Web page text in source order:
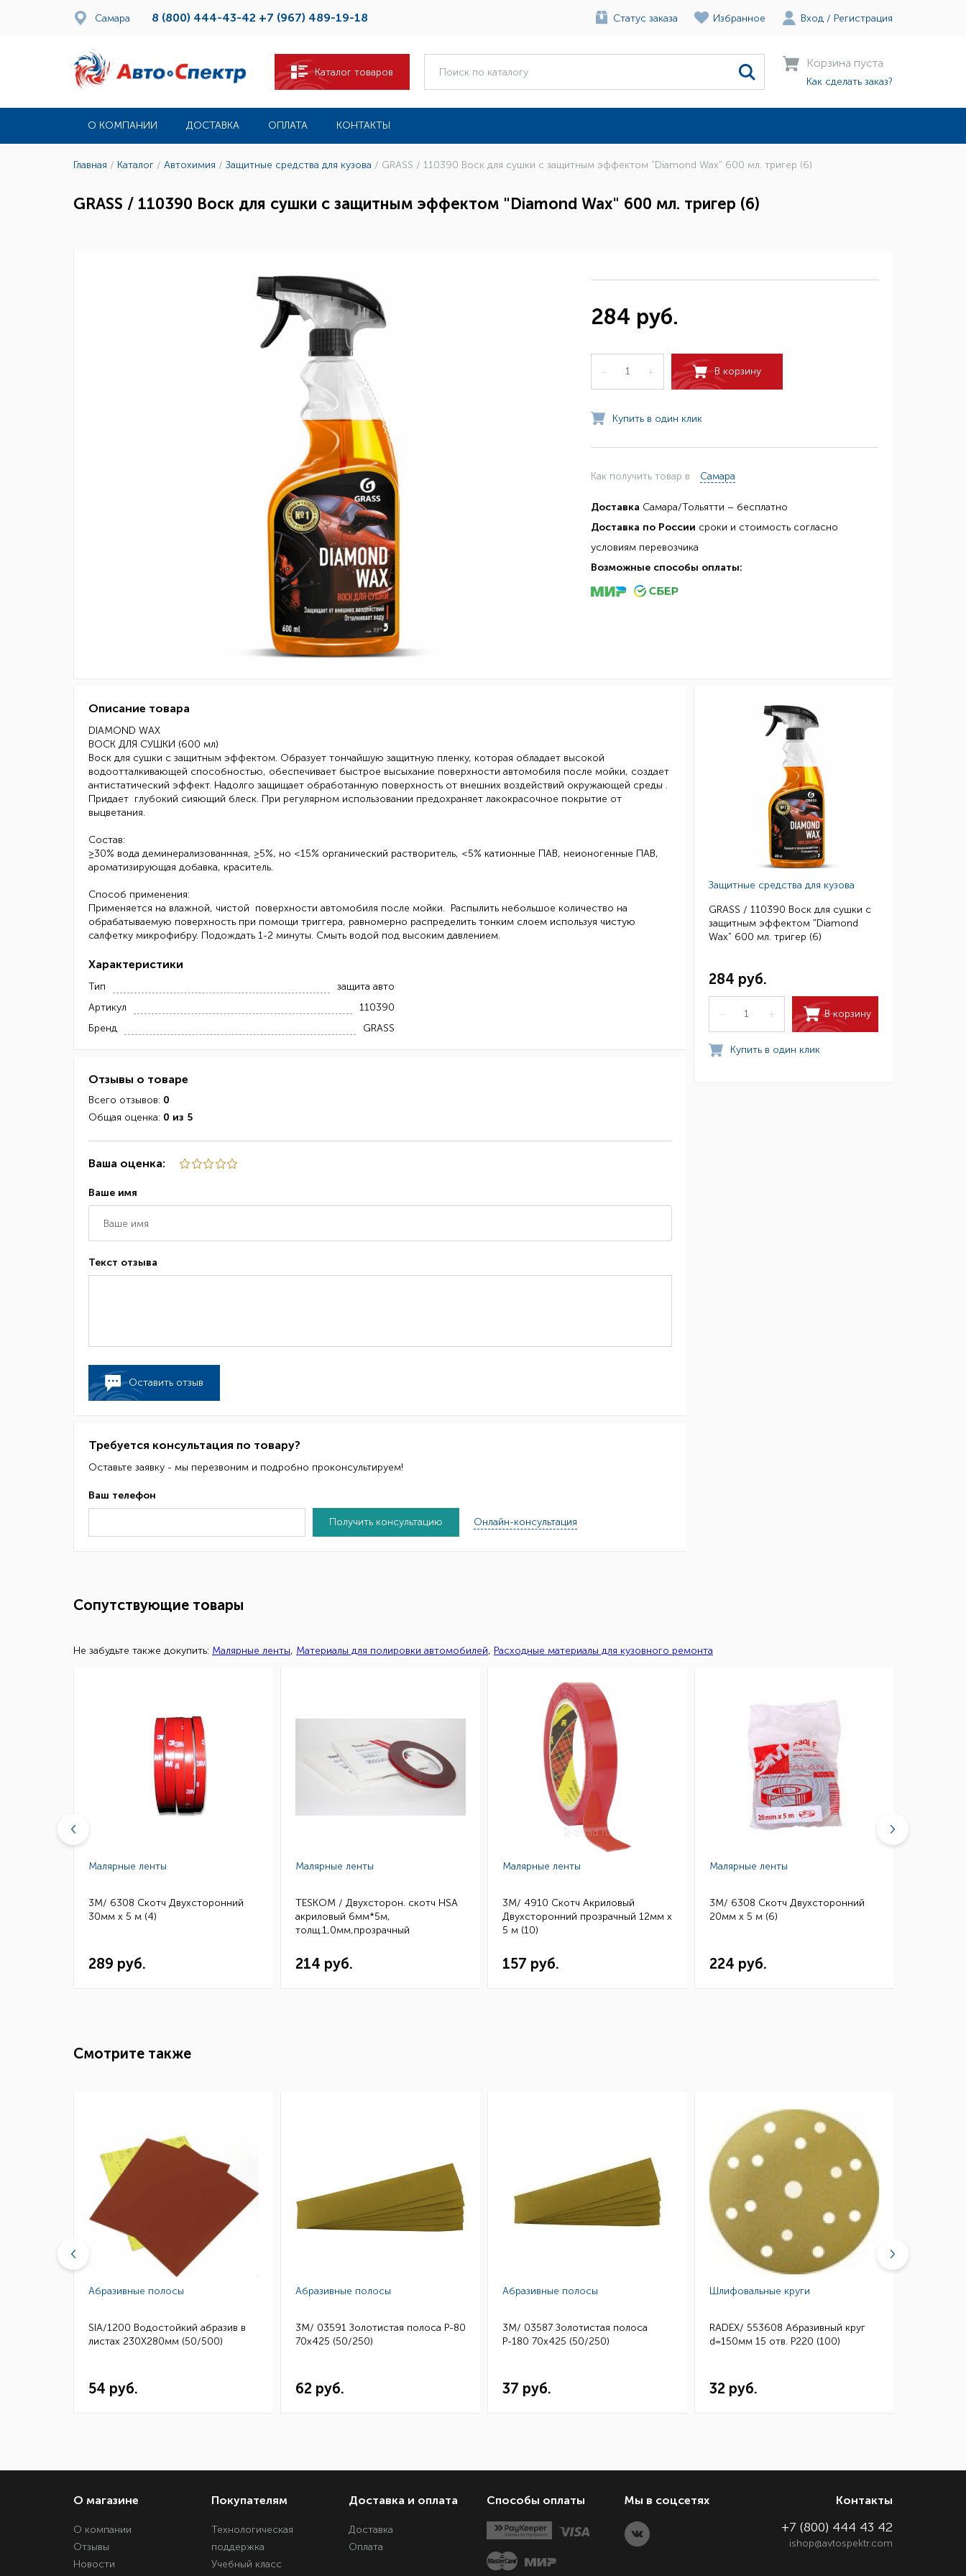
Самара 8 (800) 444-43-42 +7 (967) 489-19-18 Статус заказа Избранное Вход / Регистрация
Каталог товаров
Корзина пуста
Как сделать заказ?
О КОМПАНИИ ДОСТАВКА ОПЛАТА КОНТАКТЫ
Главная / Каталог / Автохимия / Защитные средства для кузова / GRASS / 110390 Воск для сушки с защитным эффектом "Diamond Wax" 600 мл. тригер (6)
GRASS / 110390 Воск для сушки с защитным эффектом "Diamond Wax" 600 мл. тригер (6)
284 руб.
– + В корзину
Купить в один клик
Как получить товар в Самара
Доставка Самара/Тольятти – бесплатно
Доставка по России сроки и стоимость согласно
условиям перевозчика
Возможные способы оплаты:
Описание товара
DIAMOND WAX
ВОСК ДЛЯ СУШКИ (600 мл)
Воск для сушки с защитным эффектом. Образует тончайшую защитную пленку, которая обладает высокой
водоотталкивающей способностью, обеспечивает быстрое высыхание поверхности автомобиля после мойки, создает
антистатический эффект. Надолго защищает обработанную поверхность от внешних воздействий окружающей среды .
Придает глубокий сияющий блеск. При регулярном использовании предохраняет лакокрасочное покрытие от
выцветания.
Состав:
≥30% вода деминерализованнная, ≥5%, но <15% органический растворитель, <5% катионные ПАВ, неионогенные ПАВ,
ароматизирующая добавка, краситель.
Способ применения:
Применяется на влажной, чистой поверхности автомобиля после мойки. Распылить небольшое количество на
обрабатываемую поверхность при помощи триггера, равномерно распределить тонким слоем используя чистую
салфетку микрофибру. Подождать 1-2 минуты. Смыть водой под высоким давлением.
Характеристики
Тип
защита авто
Артикул
110390
Бренд
GRASS
Отзывы о товаре
Всего отзывов: 0
Общая оценка: 0 из 5
Ваша оценка:
Ваше имя
Текст отзыва
Оставить отзыв
Требуется консультация по товару?
Оставьте заявку - мы перезвоним и подробно проконсультируем!
Ваш телефон
Получить консультацию Онлайн-консультация
Защитные средства для кузова
GRASS / 110390 Воск для сушки с
защитным эффектом "Diamond
Wax" 600 мл. тригер (6)
284 руб.
– + В корзину
Купить в один клик
Сопутствующие товары
Не забудьте также докупить: Малярные ленты, Материалы для полировки автомобилей, Расходные материалы для кузовного ремонта
Малярные ленты
3M/ 6308 Скотч Двухсторонний
30мм х 5 м (4)
289 руб.
Малярные ленты
TESKOM / Двухсторон. скотч HSA
акриловый 6мм*5м,
толщ.1,0мм,прозрачный
214 руб.
Малярные ленты
3M/ 4910 Скотч Акриловый
Двухсторонний прозрачный 12мм х
5 м (10)
157 руб.
Малярные ленты
3M/ 6308 Скотч Двухсторонний
20мм х 5 м (6)
224 руб.
Смотрите также
Абразивные полосы
SIA/1200 Водостойкий абразив в
листах 230Х280мм (50/500)
54 руб.
Абразивные полосы
3M/ 03591 Золотистая полоса Р-80
70х425 (50/250)
62 руб.
Абразивные полосы
3M/ 03587 Золотистая полоса
Р-180 70х425 (50/250)
37 руб.
Шлифовальные круги
RADEX/ 553608 Абразивный круг
d=150мм 15 отв. Р220 (100)
32 руб.
О магазине
О компании
Отзывы
Новости
Покупателям
Технологическая
поддержка
Учебный класс
Доставка и оплата
Доставка
Оплата
Способы оплаты Мы в соцсетях Контакты
+7 (800) 444 43 42
ishop@avtospektr.com